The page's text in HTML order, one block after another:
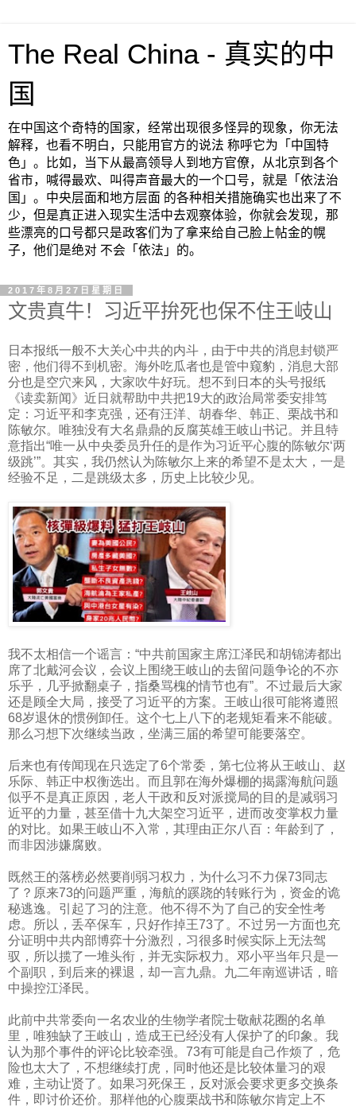
The Real China - 真实的中
国
在中国这个奇特的国家，经常出现很多怪异的现象，你无法
解释，也看不明白，只能用官方的说法 称呼它为「中国特
色」。比如，当下从最高领导人到地方官僚，从北京到各个
省市，喊得最欢、叫得声音最大的一个口号，就是「依法治
国」。中央层面和地方层面 的各种相关措施确实也出来了不
少，但是真正进入现实生活中去观察体验，你就会发现，那
些漂亮的口号都只是政客们为了拿来给自己脸上帖金的幌
子，他们是绝对 不会「依法」的。
2017年8月27日星期日
文贵真牛！习近平拚死也保不住王岐山
日本报纸一般不大关心中共的内斗，由于中共的消息封锁严
密，他们得不到机密。海外吃瓜者也是管中窥豹，消息大部
分也是空穴来风，大家吹牛好玩。想不到日本的头号报纸
《读卖新闻》近日就帮助中共把19大的政治局常委安排笃
定：习近平和李克强，还有汪洋、胡春华、韩正、栗战书和
陈敏尔。唯独没有大名鼎鼎的反腐英雄王岐山书记。并且特
意指出“唯一从中央委员升任的是作为习近平心腹的陈敏尔‘两
级跳’”。其实，我仍然认为陈敏尔上来的希望不是太大，一是
经验不足，二是跳级太多，历史上比较少见。
我不太相信一个谣言：“中共前国家主席江泽民和胡锦涛都出
席了北戴河会议，会议上围绕王岐山的去留问题争论的不亦
乐乎，几乎掀翻桌子，指桑骂槐的情节也有”。不过最后大家
还是顾全大局，接受了习近平的方案。王岐山很可能将遵照
68岁退休的惯例卸任。这个七上八下的老规矩看来不能破。
那么习想下次继续当政，坐满三届的希望可能要落空。
后来也有传闻现在只选定了6个常委，第七位将从王岐山、赵
乐际、韩正中权衡选出。而且郭在海外爆棚的揭露海航问题
似乎不是真正原因，老人干政和反对派搅局的目的是减弱习
近平的力量，甚至借十九大架空习近平，进而改变掌权力量
的对比。如果王岐山不入常，其理由正尔八百：年龄到了，
而非因涉嫌腐败。
既然王的落榜必然要削弱习权力，为什么习不力保73同志
了？原来73的问题严重，海航的蹊跷的转账行为，资金的诡
秘逃逸。引起了习的注意。他不得不为了自己的安全性考
虑。所以，丢卒保车，只好作掉王73了。不过另一方面也充
分证明中共内部博弈十分激烈，习很多时候实际上无法驾
驭，所以揽了一堆头衔，并无实际权力。邓小平当年只是一
个副职，到后来的裸退，却一言九鼎。九二年南巡讲话，暗
中操控江泽民。
此前中共常委向一名农业的生物学者院士敬献花圈的名单
里，唯独缺了王岐山，造成王已经没有人保护了的印象。我
认为那个事件的评论比较牵强。 73有可能是自己作烦了，危
险也太大了，不想继续打虎，同时他还是比较体量习的艰
难，主动让贤了。如果习死保王，反对派会要求更多交换条
件，即讨价还价。那样他的心腹栗战书和陈敏尔肯定上不